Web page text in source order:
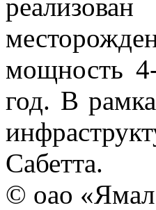
мощность
год. В
Сабетта.
© оао